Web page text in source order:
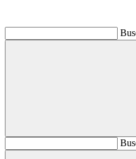
Buscar